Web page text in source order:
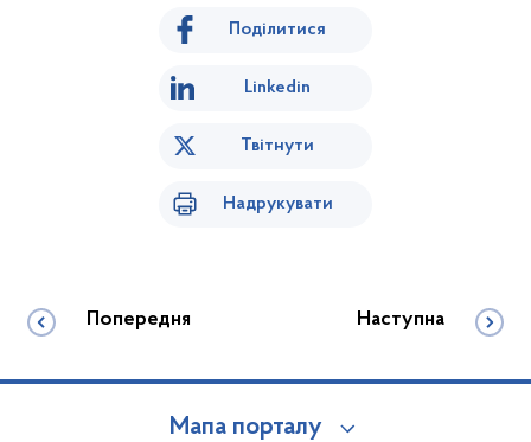
Поділитися
Linkedin
Твітнути
Надрукувати
Попередня Наступна
Мапа порталу